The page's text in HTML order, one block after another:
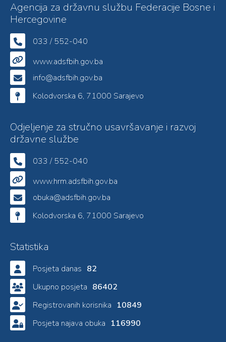
Agencija za državnu službu Federacije Bosne i
Hercegovine
033 / 552-040
www.adsfbih.gov.ba
info@adsfbih.gov.ba
Kolodvorska 6, 71000 Sarajevo
Odjeljenje za stručno usavršavanje i razvoj
državne službe
033 / 552-040
www.hrm.adsfbih.gov.ba
obuka@adsfbih.gov.ba
Kolodvorska 6, 71000 Sarajevo
Statistika
Posjeta danas 82
Ukupno posjeta 86402
Registrovanih korisnika 10849
Posjeta najava obuka 116990